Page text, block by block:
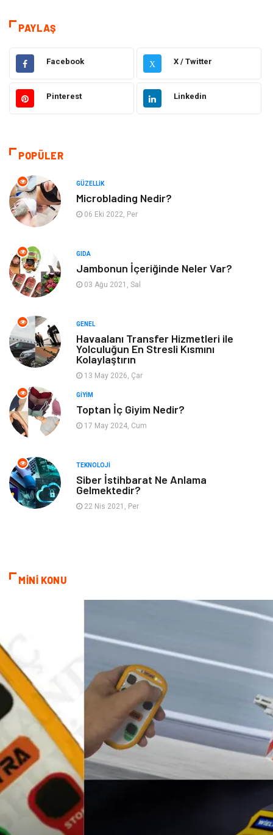
Eğitim
Dekorasyon Elektronik
Güzellik Makine
Sağlıklı Yaşam
Yeme İçme
Organizasyon
Emlak Spor
Genel Kültür Tatil
İnternet
Gayrimenkul
Astroloji Müzik
Ev İşleri
Sigorta
PAYLAŞ
Facebook X X / Twitter
Pinterest Linkedin
POPÜLER
GÜZELLIK
Microblading Nedir?
06 Eki 2022, Per
GIDA
Jambonun İçeriğinde Neler Var?
03 Ağu 2021, Sal
GENEL
Havaalanı Transfer Hizmetleri ile
Yolculuğun En Stresli Kısmını
Kolaylaştırın
13 May 2026, Çar
GIYIM
Toptan İç Giyim Nedir?
17 May 2024, Cum
TEKNOLOJI
Siber İstihbarat Ne Anlama
Gelmektedir?
22 Nis 2021, Per
MİNİ KONU